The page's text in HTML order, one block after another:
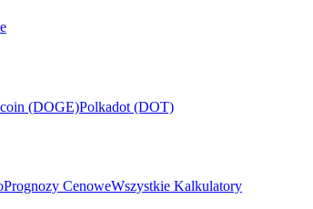
(DOGE)Polkadot (DOT)
Prognozy CenoweWszystkie Kalkulatory